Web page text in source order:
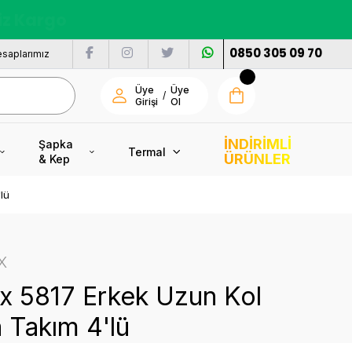
0850 305 09 70
Üye
Girişi
/ Üye
Ol
Şapka
& Kep
Termal
İNDİRİMLİ
ÜRÜNLER
5817 Erkek Uzun Kol
Takım 4'lü